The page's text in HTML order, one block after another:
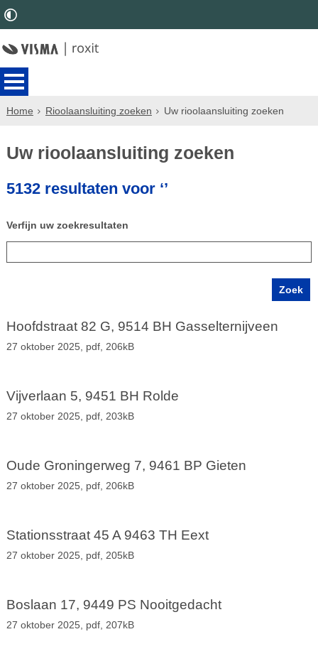
Home Rioolaansluiting zoeken Uw rioolaansluiting zoeken
Uw rioolaansluiting zoeken
5132 resultaten voor ‘’
Verfijn uw zoekresultaten
Hoofdstraat 82 G, 9514 BH Gasselternijveen
27 oktober 2025, pdf, 206kB
Vijverlaan 5, 9451 BH Rolde
27 oktober 2025, pdf, 203kB
Oude Groningerweg 7, 9461 BP Gieten
27 oktober 2025, pdf, 206kB
Stationsstraat 45 A 9463 TH Eext
27 oktober 2025, pdf, 205kB
Boslaan 17, 9449 PS Nooitgedacht
27 oktober 2025, pdf, 207kB